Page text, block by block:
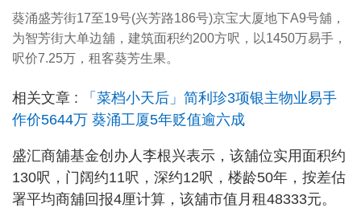
葵涌盛芳街17至19号(兴芳路186号)京宝大厦地下A9号舖，
为智芳街大单边舖，建筑面积约200方呎，以1450万易手，
呎价7.25万，租客葵芳生果。
相关文章 :
「菜档小天后」简利珍3项银主物业易手
作价5644万 葵涌工厦5年贬值逾六成
盛汇商舖基金创办人李根兴表示，该舖位实用面积约
130呎，门阔约11呎，深约12呎，楼龄50年，按差估
署平均商舖回报4厘计算，该舖市值月租48333元。